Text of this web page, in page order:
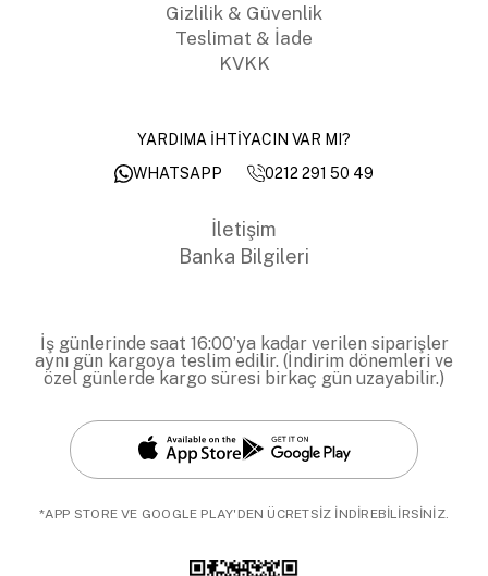
Gizlilik & Güvenlik
Teslimat & İade
KVKK
YARDIMA İHTİYACIN VAR MI?
WHATSAPP
0212 291 50 49
İletişim
Banka Bilgileri
İş günlerinde saat 16:00’ya kadar verilen siparişler
aynı gün kargoya teslim edilir. (İndirim dönemleri ve
özel günlerde kargo süresi birkaç gün uzayabilir.)
*APP STORE VE GOOGLE PLAY'DEN ÜCRETSİZ İNDİREBİLİRSİNİZ.